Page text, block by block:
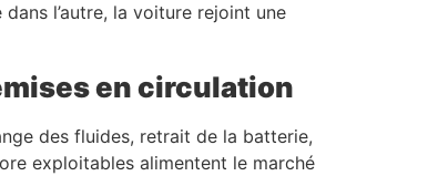
l’autre, la voiture rejoint une
en circulation
des fluides, retrait de la batterie,
exploitables alimentent le marché